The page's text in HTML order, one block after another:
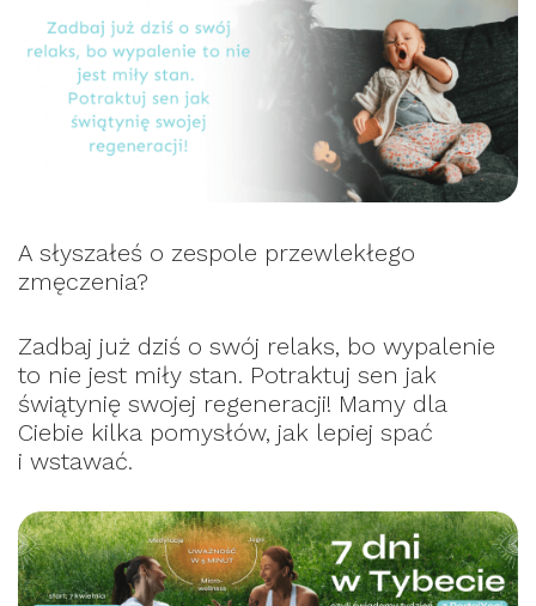
A słyszałeś o zespole przewlekłego
zmęczenia?
Zadbaj już dziś o swój relaks, bo wypalenie
to nie jest miły stan. Potraktuj sen jak
świątynię swojej regeneracji! Mamy dla
Ciebie kilka pomysłów, jak lepiej spać
i wstawać.